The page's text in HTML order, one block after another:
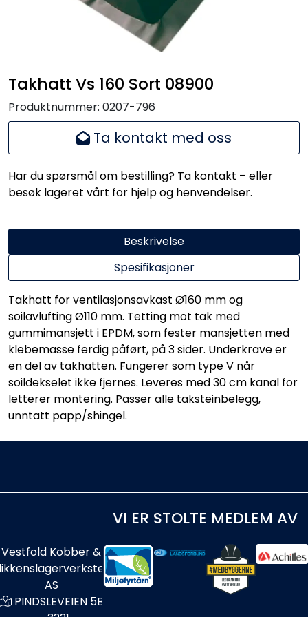
Takhatt Vs 160 Sort 08900
Produktnummer: 0207-796
Ta kontakt med oss
Har du spørsmål om bestilling? Ta kontakt – eller
besøk lageret vårt for hjelp og henvendelser.
Beskrivelse
Spesifikasjoner
Takhatt for ventilasjonsavkast Ø160 mm og
soilavlufting Ø110 mm. Tetting mot tak med
gummimansjett i EPDM, som fester mansjetten med
klebemasse ferdig påført, på 3 sider. Underkrave er
en del av takhatten. Fungerer som type V når
soildekselet ikke fjernes. Leveres med 30 cm kanal for
letterer montering. Passer alle taksteinbelegg,
unntatt papp/shingel.
VI ER STOLTE MEDLEM AV
Vestfold Kobber &
AS
PINDSLEVEIEN 5B